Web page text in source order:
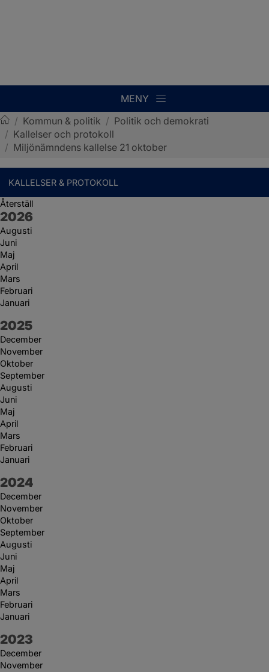
MENY
Sotenäs kommun
/ Kommun & politik / Politik och demokrati
/ Kallelser och protokoll
/ Miljönämndens kallelse 21 oktober
KALLELSER & PROTOKOLL
Återställ
År:
2026
Augusti
Juni
Maj
April
Mars
Februari
Januari
År:
2025
December
November
Oktober
September
Augusti
Juni
Maj
April
Mars
Februari
Januari
År:
2024
December
November
Oktober
September
Augusti
Juni
Maj
April
Mars
Februari
Januari
År:
2023
December
November